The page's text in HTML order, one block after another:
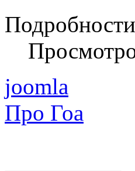
Подробности
joomla
Про Гоа